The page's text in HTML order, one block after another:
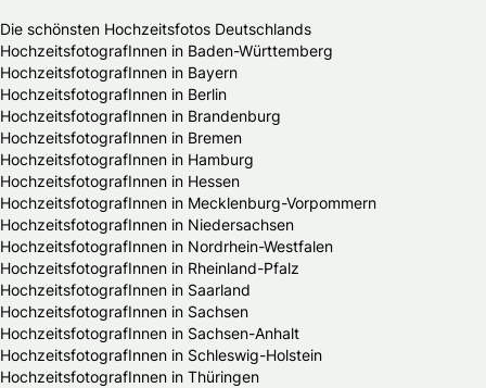
Die schönsten Hochzeitsfotos Deutschlands
HochzeitsfotografInnen in Baden-Württemberg
HochzeitsfotografInnen in Bayern
HochzeitsfotografInnen in Berlin
HochzeitsfotografInnen in Brandenburg
HochzeitsfotografInnen in Bremen
HochzeitsfotografInnen in Hamburg
HochzeitsfotografInnen in Hessen
HochzeitsfotografInnen in Mecklenburg-Vorpommern
HochzeitsfotografInnen in Niedersachsen
HochzeitsfotografInnen in Nordrhein-Westfalen
HochzeitsfotografInnen in Rheinland-Pfalz
HochzeitsfotografInnen in Saarland
HochzeitsfotografInnen in Sachsen
HochzeitsfotografInnen in Sachsen-Anhalt
HochzeitsfotografInnen in Schleswig-Holstein
HochzeitsfotografInnen in Thüringen